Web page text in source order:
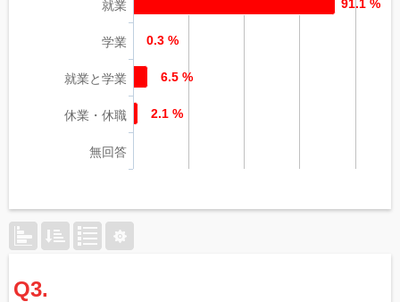
就業
学業
就業と学業
休業・休職
無回答
91.1 %
0.3 %
6.5 %
2.1 %
Q3.